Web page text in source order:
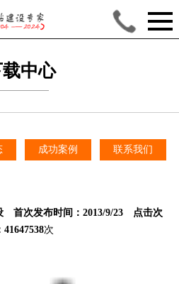
中心
成功案例 联系我们
首次发布时间：2013/9/23 点击次
41647538次